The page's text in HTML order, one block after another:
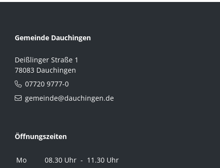
Gemeinde Dauchingen
Deißlinger Straße 1
78083 Dauchingen
07720 9777-0
gemeinde@dauchingen.de
Öffnungszeiten
Mo
08.30 Uhr - 11.30 Uhr